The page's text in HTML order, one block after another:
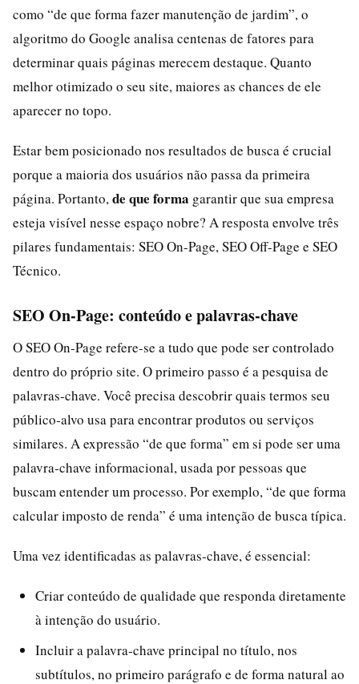
como “de que forma fazer manutenção de jardim”, o
algoritmo do Google analisa centenas de fatores para
determinar quais páginas merecem destaque. Quanto
melhor otimizado o seu site, maiores as chances de ele
aparecer no topo.
Estar bem posicionado nos resultados de busca é crucial
porque a maioria dos usuários não passa da primeira
página. Portanto, de que forma garantir que sua empresa
esteja visível nesse espaço nobre? A resposta envolve três
pilares fundamentais: SEO On-Page, SEO Off-Page e SEO
Técnico.
SEO On-Page: conteúdo e palavras‑chave
O SEO On-Page refere-se a tudo que pode ser controlado
dentro do próprio site. O primeiro passo é a pesquisa de
palavras‑chave. Você precisa descobrir quais termos seu
público‑alvo usa para encontrar produtos ou serviços
similares. A expressão “de que forma” em si pode ser uma
palavra‑chave informacional, usada por pessoas que
buscam entender um processo. Por exemplo, “de que forma
calcular imposto de renda” é uma intenção de busca típica.
Uma vez identificadas as palavras‑chave, é essencial:
Criar conteúdo de qualidade que responda diretamente
à intenção do usuário.
Incluir a palavra‑chave principal no título, nos
subtítulos, no primeiro parágrafo e de forma natural ao